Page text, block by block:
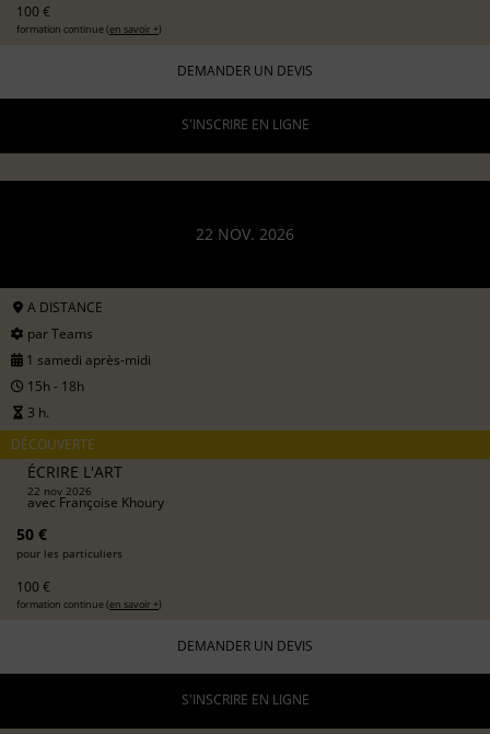
100 €
formation continue (en savoir +)
DEMANDER UN DEVIS
S'INSCRIRE EN LIGNE
22 NOV. 2026
A DISTANCE
par Teams
1 samedi après-midi
15h - 18h
3 h.
DÉCOUVERTE
ÉCRIRE L'ART
22 nov 2026
avec Françoise Khoury
50 €
pour les particuliers
100 €
formation continue (en savoir +)
DEMANDER UN DEVIS
S'INSCRIRE EN LIGNE